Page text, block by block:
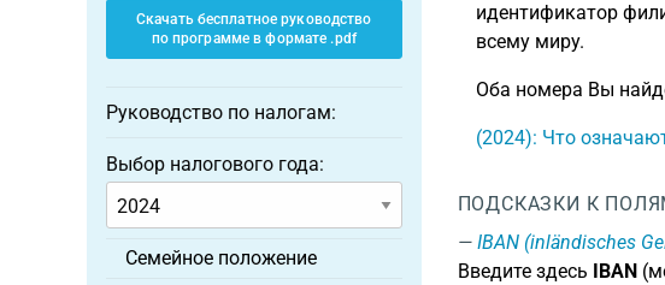
идентификатор
всему миру.
Оба номера Вы
(2024): Что
ПОДСКАЗКИ К
IBAN (inländisches
Введите здесь IBAN
Скачать бесплатное руководство
по программе в формате .pdf
Руководство по налогам:
Выбор налогового года:
Семейное положение